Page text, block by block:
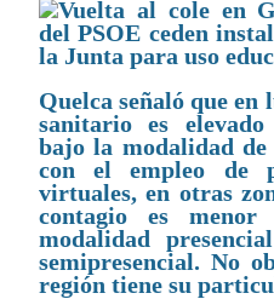
Quelca señaló que en
sanitario es
bajo la modalidad de
con el empleo de
virtuales, en otras
contagio es
modalidad
semipresencial. No
región tiene su